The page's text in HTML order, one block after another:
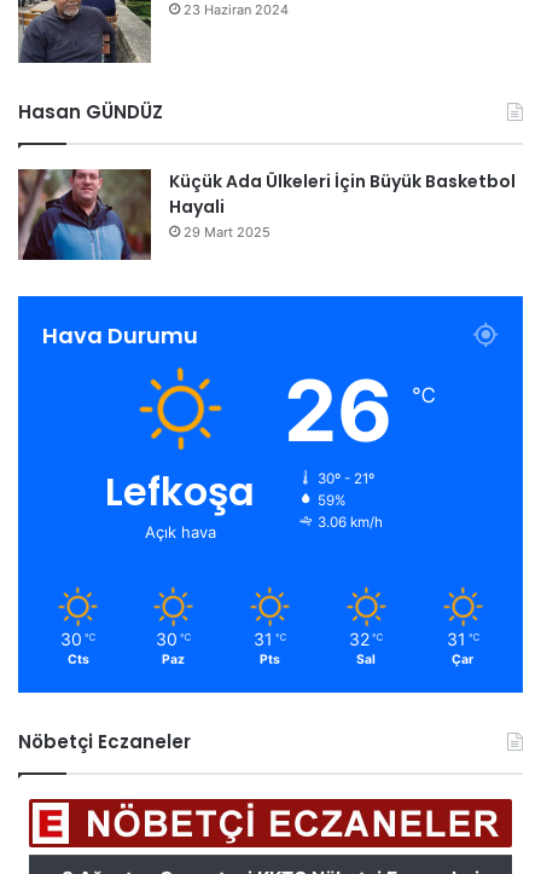
23 Haziran 2024
Hasan GÜNDÜZ
Küçük Ada Ülkeleri İçin Büyük Basketbol
Hayali
29 Mart 2025
Hava Durumu
Lefkoşa
Açık hava
26 ℃
30º - 21º
59%
3.06 km/h
30 ℃
Cts
30 ℃
Paz
31 ℃
Pts
32 ℃
Sal
31 ℃
Çar
Nöbetçi Eczaneler